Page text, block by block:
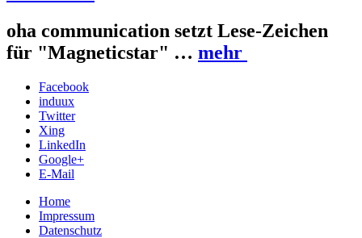
oha communication setzt Lese-Zeichen
für "Magneticstar" … mehr
Facebook
induux
Twitter
Xing
LinkedIn
Google+
E-Mail
Home
Impressum
Datenschutz